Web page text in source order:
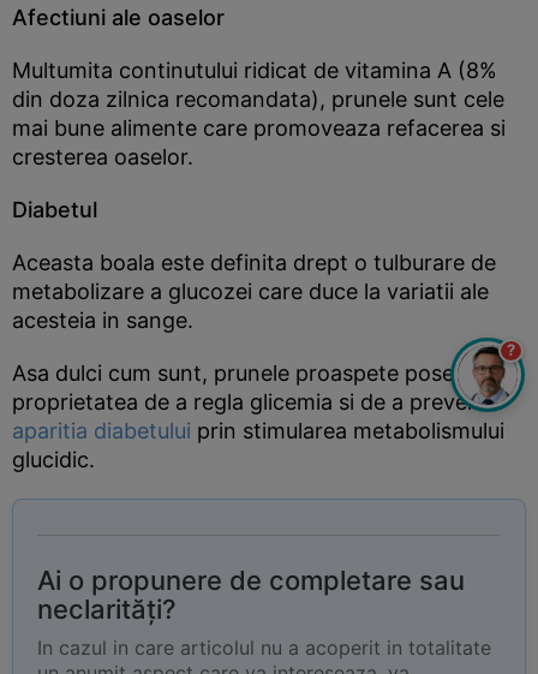
Afectiuni ale oaselor
Multumita continutului ridicat de vitamina A (8%
din doza zilnica recomandata), prunele sunt cele
mai bune alimente care promoveaza refacerea si
cresterea oaselor.
Diabetul
Aceasta boala este definita drept o tulburare de
metabolizare a glucozei care duce la variatii ale
acesteia in sange.
Asa dulci cum sunt, prunele proaspete poseda
proprietatea de a regla glicemia si de a preveni
aparitia diabetului prin stimularea metabolismului
glucidic.
Ai o propunere de completare sau
neclarități?
In cazul in care articolul nu a acoperit in totalitate
?